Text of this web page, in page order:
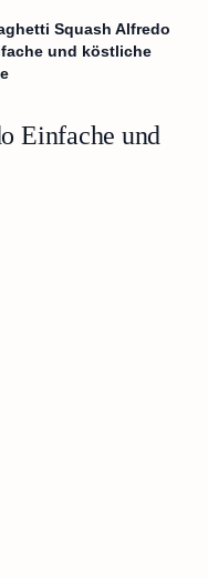
Squash Alfredo
und köstliche
Einfache und